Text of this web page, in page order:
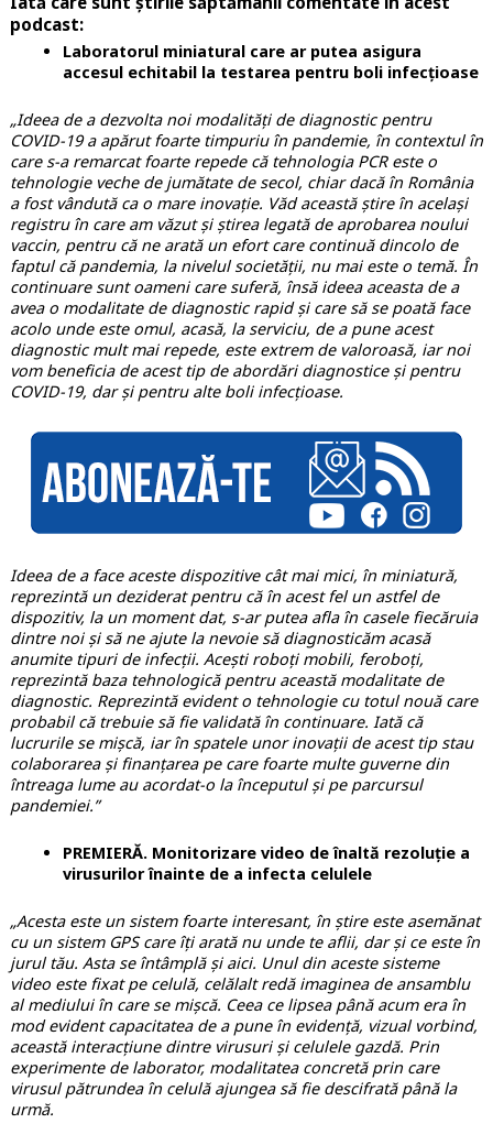
podcast:
Laboratorul miniatural care ar putea asigura
accesul echitabil la testarea pentru boli infecțioase
„Ideea de a dezvolta noi modalități de diagnostic pentru
COVID-19 a apărut foarte timpuriu în pandemie, în contextul în
care s-a remarcat foarte repede că tehnologia PCR este o
tehnologie veche de jumătate de secol, chiar dacă în România
a fost vândută ca o mare inovație. Văd această știre în același
registru în care am văzut și știrea legată de aprobarea noului
vaccin, pentru că ne arată un efort care continuă dincolo de
faptul că pandemia, la nivelul societății, nu mai este o temă. În
continuare sunt oameni care suferă, însă ideea aceasta de a
avea o modalitate de diagnostic rapid și care să se poată face
acolo unde este omul, acasă, la serviciu, de a pune acest
diagnostic mult mai repede, este extrem de valoroasă, iar noi
vom beneficia de acest tip de abordări diagnostice și pentru
COVID-19, dar și pentru alte boli infecțioase.
Ideea de a face aceste dispozitive cât mai mici, în miniatură,
reprezintă un deziderat pentru că în acest fel un astfel de
dispozitiv, la un moment dat, s-ar putea afla în casele fiecăruia
dintre noi și să ne ajute la nevoie să diagnosticăm acasă
anumite tipuri de infecții. Acești roboți mobili, feroboți,
reprezintă baza tehnologică pentru această modalitate de
diagnostic. Reprezintă evident o tehnologie cu totul nouă care
probabil că trebuie să fie validată în continuare. Iată că
lucrurile se mișcă, iar în spatele unor inovații de acest tip stau
colaborarea și finanțarea pe care foarte multe guverne din
întreaga lume au acordat-o la începutul și pe parcursul
pandemiei.”
PREMIERĂ. Monitorizare video de înaltă rezoluție a
virusurilor înainte de a infecta celulele
„Acesta este un sistem foarte interesant, în știre este asemănat
cu un sistem GPS care îți arată nu unde te aflii, dar și ce este în
jurul tău. Asta se întâmplă și aici. Unul din aceste sisteme
video este fixat pe celulă, celălalt redă imaginea de ansamblu
al mediului în care se mișcă. Ceea ce lipsea până acum era în
mod evident capacitatea de a pune în evidență, vizual vorbind,
această interacțiune dintre virusuri și celulele gazdă. Prin
experimente de laborator, modalitatea concretă prin care
virusul pătrundea în celulă ajungea să fie descifrată până la
urmă.